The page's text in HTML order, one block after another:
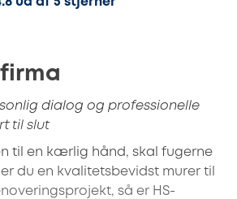
dialog og professionelle
til slut
til en kærlig hånd, skal fugerne
du en kvalitetsbevidst murer til
så er HS-